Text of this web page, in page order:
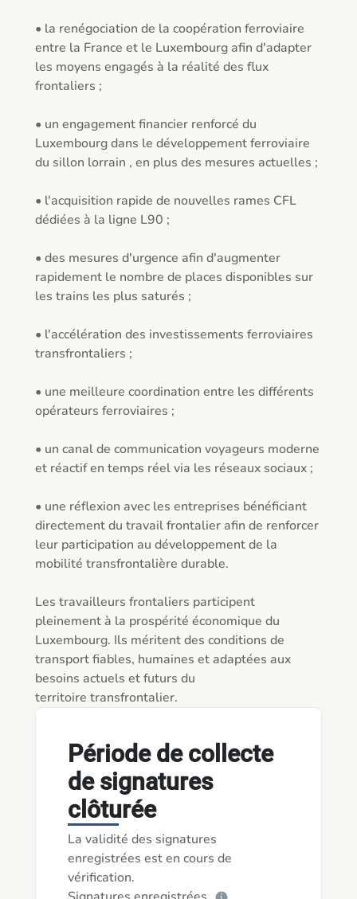
• la renégociation de la coopération ferroviaire
entre la France et le Luxembourg afin d'adapter
les moyens engagés à la réalité des flux
frontaliers ;
• un engagement financier renforcé du
Luxembourg dans le développement ferroviaire
du sillon lorrain , en plus des mesures actuelles ;
• l'acquisition rapide de nouvelles rames CFL
dédiées à la ligne L90 ;
• des mesures d'urgence afin d'augmenter
rapidement le nombre de places disponibles sur
les trains les plus saturés ;
• l'accélération des investissements ferroviaires
transfrontaliers ;
• une meilleure coordination entre les différents
opérateurs ferroviaires ;
• un canal de communication voyageurs moderne
et réactif en temps réel via les réseaux sociaux ;
• une réflexion avec les entreprises bénéficiant
directement du travail frontalier afin de renforcer
leur participation au développement de la
mobilité transfrontalière durable.
Les travailleurs frontaliers participent
pleinement à la prospérité économique du
Luxembourg. Ils méritent des conditions de
transport fiables, humaines et adaptées aux
besoins actuels et futurs du
territoire transfrontalier.
Période de collecte
de signatures
clôturée
La validité des signatures
enregistrées est en cours de
vérification.